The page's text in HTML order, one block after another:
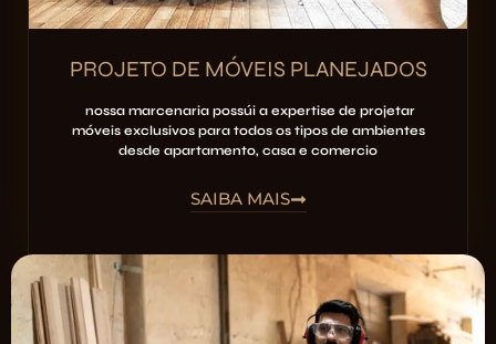
PROJETO DE MÓVEIS PLANEJADOS
nossa marcenaria possúi a expertise de projetar
móveis exclusivos para todos os tipos de ambientes
desde apartamento, casa e comercio
SAIBA MAIS